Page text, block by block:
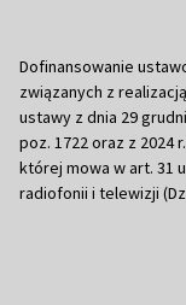
Dofinansowanie
związanych z
ustawy z dnia 29
poz. 1722 oraz z 2024
której mowa w art. 31
radiofonii i telewizji